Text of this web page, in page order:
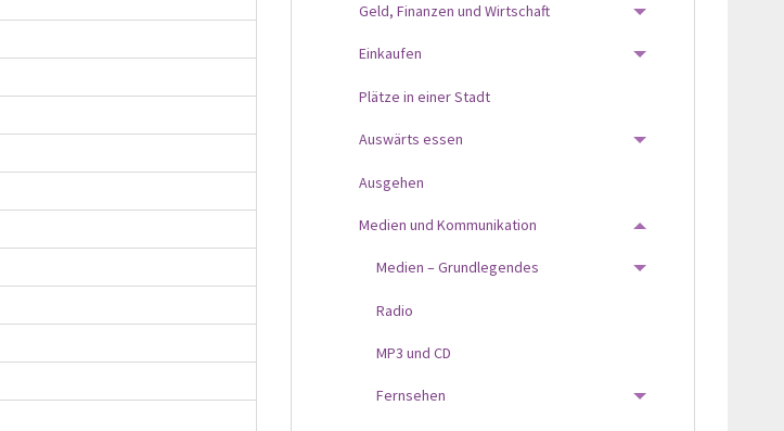
Geld, Finanzen und Wirtschaft
TOGGLE MENU
Einkaufen
TOGGLE MENU
Plätze in einer Stadt
Auswärts essen
TOGGLE MENU
Ausgehen
Medien und Kommunikation
TOGGLE MENU
Medien – Grundlegendes
TOGGLE MENU
Radio
MP3 und CD
Fernsehen
TOGGLE MENU